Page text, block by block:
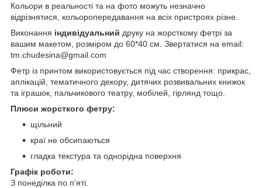
Кольори в реальності та на фото можуть незначно
відрізнятися, кольоропередавання на всіх пристроях різне.
Виконання індивідуальний друку на жорсткому фетрі за
вашим макетом, розміром до 60*40 см. Звертатися на email:
tm.chudesina@gmail.com
Фетр із принтом використовується під час створення: прикрас,
аплікацій, тематичного декору, дитячих розвивальних книжок
та іграшок, пальчикового театру, мобілей, гірлянд тощо.
Плюси жорсткого фетру:
щільний
краї не обсипаються
гладка текстура та однорідна поверхня
Графік роботи:
З понеділка по п'яті.